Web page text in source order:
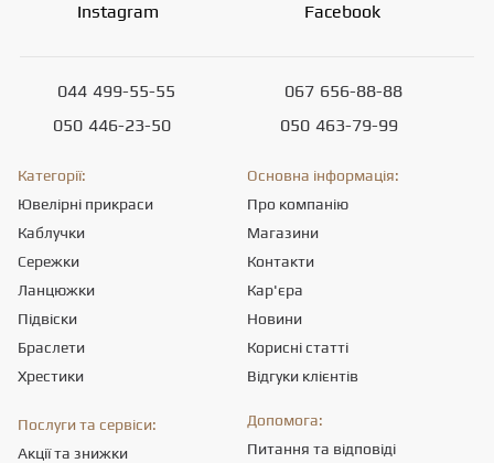
Instagram Facebook
044 499-55-55
050 446-23-50
067 656-88-88
050 463-79-99
Категорії:
Ювелірні прикраси
Каблучки
Сережки
Ланцюжки
Підвіски
Браслети
Хрестики
Основна інформація:
Про компанію
Магазини
Контакти
Кар'єра
Новини
Корисні статті
Відгуки клієнтів
Послуги та сервіси:
Акції та знижки
Допомога:
Питання та відповіді